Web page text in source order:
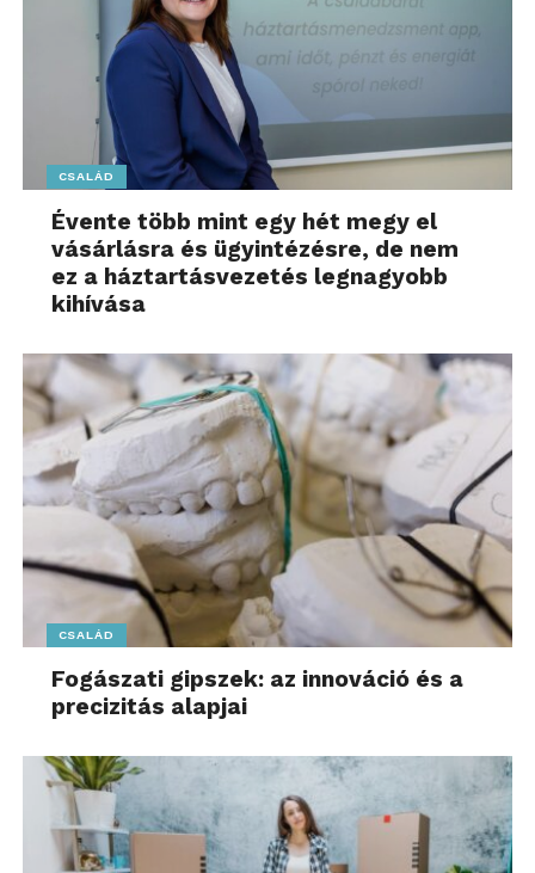
CSALÁD
Évente több mint egy hét megy el
vásárlásra és ügyintézésre, de nem
ez a háztartásvezetés legnagyobb
kihívása
CSALÁD
Fogászati gipszek: az innováció és a
precizitás alapjai